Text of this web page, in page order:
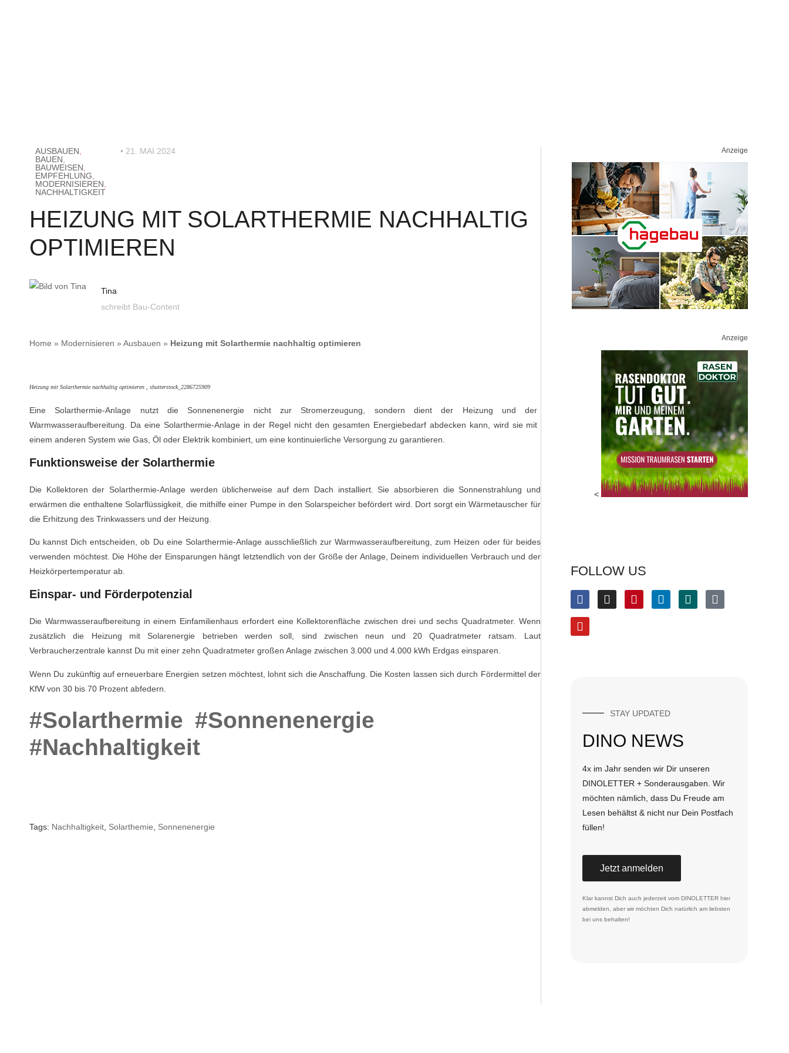
AUSBAUEN
BAUEN
BAUWEISEN
EMPFEHLUNG
MODERNISIEREN
NACHHALTIGKEIT
• 21. MAI 2024
HEIZUNG MIT SOLARTHERMIE NACHHALTIG
OPTIMIEREN
Tina
schreibt Bau-Content
Home » Modernisieren » Ausbauen » Heizung mit Solarthermie nachhaltig optimieren
Heizung mit Solarthermie nachhaltig optimieren , shutterstock_2286725909
Eine Solarthermie-Anlage nutzt die Sonnenenergie nicht zur Stromerzeugung, sondern dient der Heizung und der
Warmwasseraufbereitung. Da eine Solarthermie-Anlage in der Regel nicht den gesamten Energiebedarf abdecken kann, wird sie mit
einem anderen System wie Gas, Öl oder Elektrik kombiniert, um eine kontinuierliche Versorgung zu garantieren.
Funktionsweise der Solarthermie
Die Kollektoren der Solarthermie-Anlage werden üblicherweise auf dem Dach installiert. Sie absorbieren die Sonnenstrahlung und
erwärmen die enthaltene Solarflüssigkeit, die mithilfe einer Pumpe in den Solarspeicher befördert wird. Dort sorgt ein Wärmetauscher für
die Erhitzung des Trinkwassers und der Heizung.
Du kannst Dich entscheiden, ob Du eine Solarthermie-Anlage ausschließlich zur Warmwasseraufbereitung, zum Heizen oder für beides
verwenden möchtest. Die Höhe der Einsparungen hängt letztendlich von der Größe der Anlage, Deinem individuellen Verbrauch und der
Heizkörpertemperatur ab.
Einspar- und Förderpotenzial
Die Warmwasseraufbereitung in einem Einfamilienhaus erfordert eine Kollektorenfläche zwischen drei und sechs Quadratmeter. Wenn
zusätzlich die Heizung mit Solarenergie betrieben werden soll, sind zwischen neun und 20 Quadratmeter ratsam. Laut
Verbraucherzentrale kannst Du mit einer zehn Quadratmeter großen Anlage zwischen 3.000 und 4.000 kWh Erdgas einsparen.
Wenn Du zukünftig auf erneuerbare Energien setzen möchtest, lohnt sich die Anschaffung. Die Kosten lassen sich durch Fördermittel der
KfW von 30 bis 70 Prozent abfedern.
#Solarthermie #Sonnenenergie
#Nachhaltigkeit
Tags: Nachhaltigkeit, Solarthemie, Sonnenenergie
Anzeige
Anzeige
<
FOLLOW US
STAY UPDATED
DINO NEWS
4x im Jahr senden wir Dir unseren
DINOLETTER + Sonderausgaben. Wir
möchten nämlich, dass Du Freude am
Lesen behältst & nicht nur Dein Postfach
füllen!
Jetzt anmelden
Klar kannst Dich auch jederzeit vom DINOLETTER hier
abmelden , aber wir möchten Dich natürlich am liebsten
bei uns behalten!